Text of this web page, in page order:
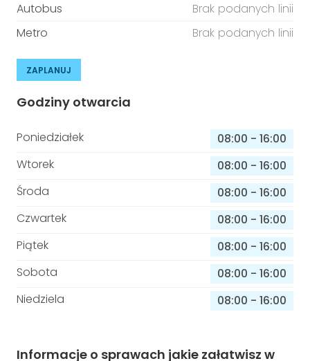
Autobus
Brak podanych linii
Metro
Brak podanych linii
ZAPLANUJ
Godziny otwarcia
Poniedziałek 08:00 - 16:00
Wtorek
08:00 - 16:00
Środa
08:00 - 16:00
Czwartek
08:00 - 16:00
Piątek
08:00 - 16:00
Sobota
08:00 - 16:00
Niedziela
08:00 - 16:00
Informacje o sprawach jakie załatwisz w